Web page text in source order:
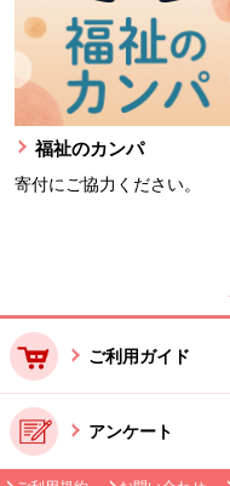
福祉のカンパ
寄付にご協力ください。
ご利用ガイド
アンケート